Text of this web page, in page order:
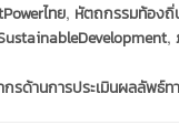
ไทย, หัตถกรรมท้องถิ่
,
ด้านการประเมินผลลัพธ์ท